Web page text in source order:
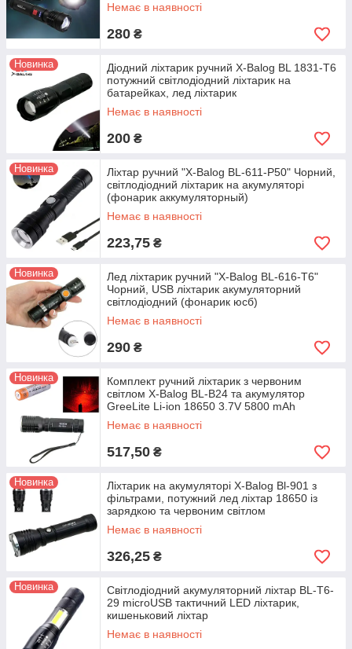
Немає в наявності
280 ₴
Новинка
Діодний ліхтарик ручний X-Balog BL 1831-T6
потужний світлодіодний ліхтарик на
батарейках, лед ліхтарик
Немає в наявності
200 ₴
Новинка
Ліхтар ручний "X-Balog BL-611-P50" Чорний,
світлодіодний ліхтарик на акумуляторі
(фонарик аккумуляторный)
Немає в наявності
223,75 ₴
Новинка
Лед ліхтарик ручний "X-Balog BL-616-T6"
Чорний, USB ліхтарик акумуляторний
світлодіодний (фонарик юсб)
Немає в наявності
290 ₴
Новинка
Комплект ручний ліхтарик з червоним
світлом X-Balog BL-B24 та акумулятор
GreeLite Li-ion 18650 3.7V 5800 mAh
Немає в наявності
517,50 ₴
Новинка
Ліхтарик на акумуляторі X-Balog Bl-901 з
фільтрами, потужний лед ліхтар 18650 із
зарядкою та червоним світлом
Немає в наявності
326,25 ₴
Новинка
Світлодіодний акумуляторний ліхтар BL-T6-
29 microUSB тактичний LED ліхтарик,
кишеньковий ліхтар
Немає в наявності